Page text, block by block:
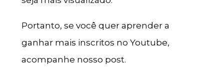
Portanto, se você quer aprender a
ganhar mais inscritos no Youtube,
acompanhe nosso post.